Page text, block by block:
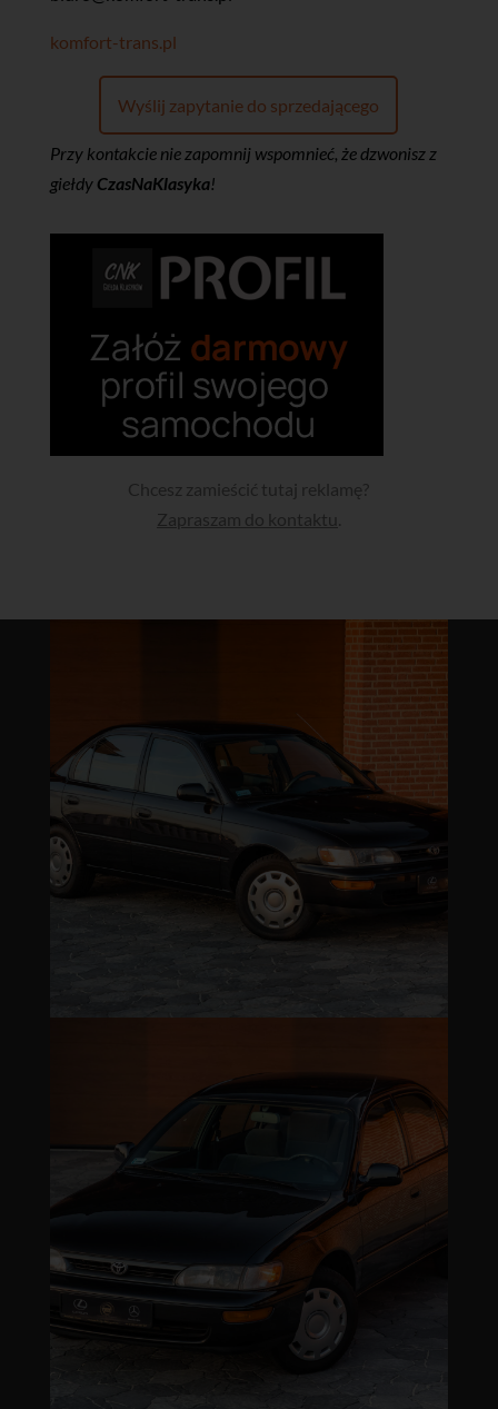
komfort-trans.pl
Wyślij zapytanie do sprzedającego
Przy kontakcie nie zapomnij wspomnieć, że dzwonisz z
giełdy CzasNaKlasyka!
Chcesz zamieścić tutaj reklamę?
Zapraszam do kontaktu